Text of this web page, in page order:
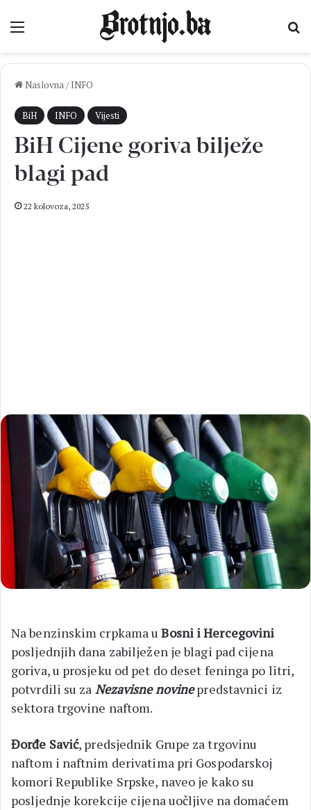
Izbornik
Naslovna/ INFO
BiH INFO Vijesti
BiH Cijene goriva bilježe
blagi pad
22 kolovoza, 2025
Na benzinskim crpkama uBosni i Hercegovini
posljednjih dana zabilježen je blagi pad cijena
goriva, u prosjeku od pet do deset feninga po litri,
potvrdili su za Nezavisne novinepredstavnici iz
sektora trgovine naftom.
Đorđe Savić, predsjednik Grupe za trgovinu
naftom i naftnim derivatima pri Gospodarskoj
komori Republike Srpske, naveo je kako su
posljednje korekcije cijena uočljive na domaćem